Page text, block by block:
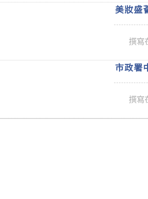
美妝盛
撰寫
市政署
撰寫